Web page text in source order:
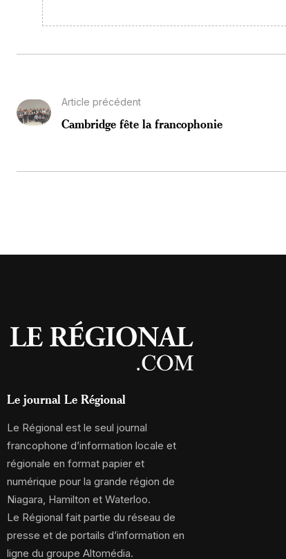
Article précédent
Cambridge fête la francophonie
Le journal Le Régional
Le Régional est le seul journal
francophone d’information locale et
régionale en format papier et
numérique pour la grande région de
Niagara, Hamilton et Waterloo.
Le Régional fait partie du réseau de
presse et de portails d’information en
ligne du groupe Altomédia.